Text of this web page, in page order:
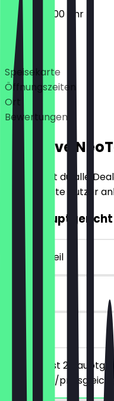
06:00 - 22:00 Uhr
Deals
Speisekarte
Öffnungszeiten
Ort
Bewertungen
Exklusive
Hier findest du alle
für NeoTaste Nutzer
2für1 Hauptgericht
~€ 15 Vorteil
30 Tage
Du bestellst 2
günstigere/